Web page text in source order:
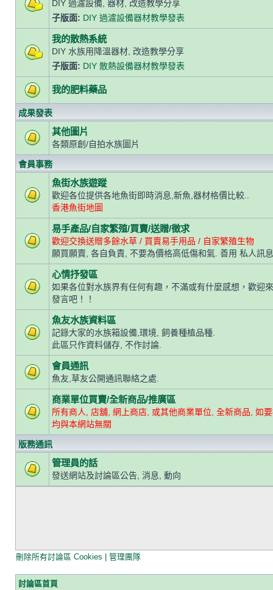
DIY 過濾設備, 器材, 改造教學分享
子版面: DIY 過濾設備器材教學發表
我的散熱系統
DIY 水族用降溫器材, 改造教學分享
子版面: DIY 散熱設備器材教學發表
我的肥料藥品
成果發表
其他圖片
各類原創/自拍水族圖片
會員事務
魚街水族遊蹤
歡迎各位提供各地魚街即時消息,新魚,器材格價比較..
香港魚街地圖
易手產品/自家繁殖/買賣/送贈/徵求
歡迎交換送贈多餘水草 / 買賣易手用品 / 自家繁殖生物
願買願賣, 各自負責, 不要為價格高低傷和氣. 善用 私人訊
心情抒發區
如果各位對水族界有任何有趣，不滿或有什麼感想，歡迎
發言吧！！
魚友水族資料區
記錄大家的水族箱設備,環境, 飼養種植品種.
此區只作資料儲存, 不作討論.
會員通訊
魚友,草友公開通訊聯絡之處.
商業單位買賣/全新商品/推廣區
所有商人, 店舖, 網上商店, 或其他商業單位, 全新商品, 如
均與本網站無關
版務通訊
管理員的話
發送網站及討論區公告, 消息, 動向
刪除所有討論區 Cookies 管理團隊
討論區首頁